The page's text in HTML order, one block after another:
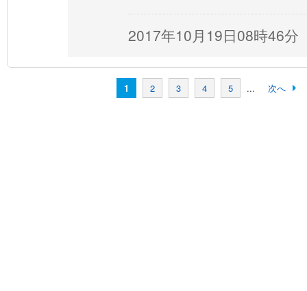
2017年10月19日08時46分
1 2 3 4 5 ... 次へ